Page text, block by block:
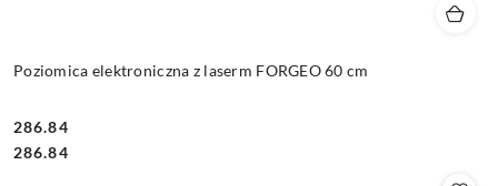
Poziomica elektroniczna z laserm FORGEO 60 cm
Cena:
286.84
Cena:
286.84